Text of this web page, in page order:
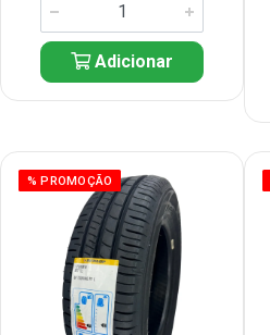
Adicionar
% PROMOÇÃO